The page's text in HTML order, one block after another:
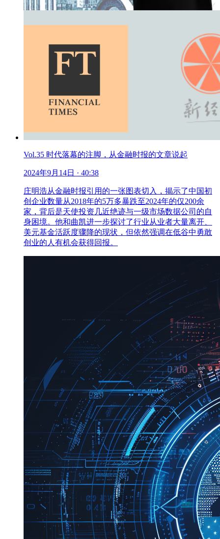
Vol.35 时代落幕的注脚，从金融时报的文章说起
2024年9月14日 · 40:38
庄明浩从金融时报引用的一张图表切入，揭示了中国初
创企业数量从2018年的5万多暴跌至2024年的仅200余
家，背后是天使投资几近绝迹与一级市场数据公司的自
身困境。他和曲凯进一步探讨了行业从业者大量离开、
美元基金活跃度骤降的现状，但依然强调在低谷中勇敢
创业的人有机会获得回报。